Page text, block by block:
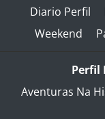
Diario Perfil
Weekend
Perfil
Aventuras Na